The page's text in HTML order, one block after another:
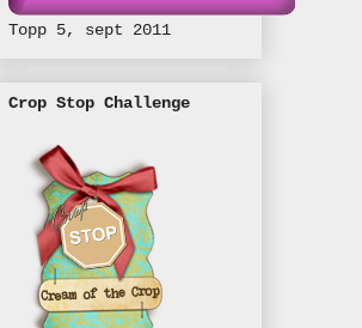
Topp 5, sept 2011
Crop Stop Challenge